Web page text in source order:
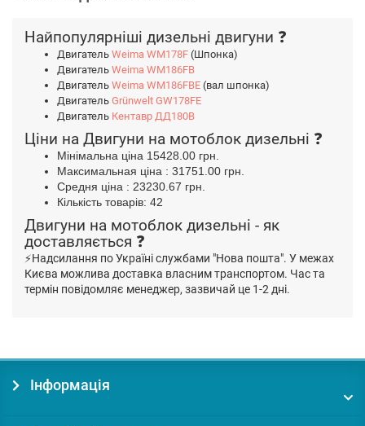
Найпопулярніші дизельні двигуни ❓
Двигатель Weima WM178F (Шпонка)
Двигатель Weima WM186FB
Двигатель Weima WM186FBЕ (вал шпонка)
Двигатель Grünwelt GW178FE
Двигатель Кентавр ДД180В
Ціни на Двигуни на мотоблок дизельні ❓
Мінімальна ціна 15428.00 грн.
Максимальная ціна : 31751.00 грн.
Средня ціна : 23230.67 грн.
Кількість товарів: 42
Двигуни на мотоблок дизельні - як
доставляється ❓
⚡Надсилання по Україні службами "Нова пошта". У межах
Києва можлива доставка власним транспортом. Час та
термін повідомляє менеджер, зазвичай це 1-2 дні.
Інформація